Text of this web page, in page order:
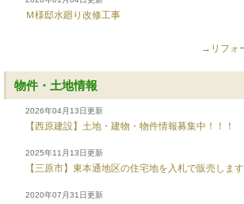
Ｍ様邸水廻り改修工事
→リフォ
物件・土地情報
2026年04月13日更新
【西原建設】土地・建物・物件情報募集中！！！
2025年11月13日更新
【三原市】東本通地区の住宅地を入札で販売しま
2020年07月31日更新